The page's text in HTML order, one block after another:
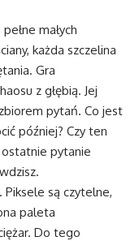
małych
każda szczelina
Gra
z głębią. Jej
pytań. Co jest
później? Czy ten
pytanie
są czytelne,
paleta
Do tego